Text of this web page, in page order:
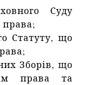
Суду
Статуту, що
Зборів, що
права та